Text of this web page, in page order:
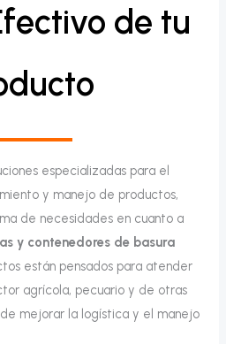
de tu
especializadas para el
y manejo de productos,
de necesidades en cuanto a
y contenedores de basura
están pensados para atender
agrícola, pecuario y de otras
mejorar la logística y el manejo